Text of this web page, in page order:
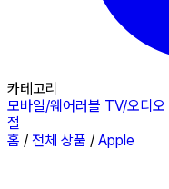
카테고리
모바일/웨어러블 TV/오디오
절
홈 / 전체 상품 / Apple